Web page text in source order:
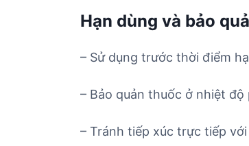
Hạn dùng và bảo
– Sử dụng trước thời điểm
– Bảo quản thuốc ở nhiệt
– Tránh tiếp xúc trực tiếp